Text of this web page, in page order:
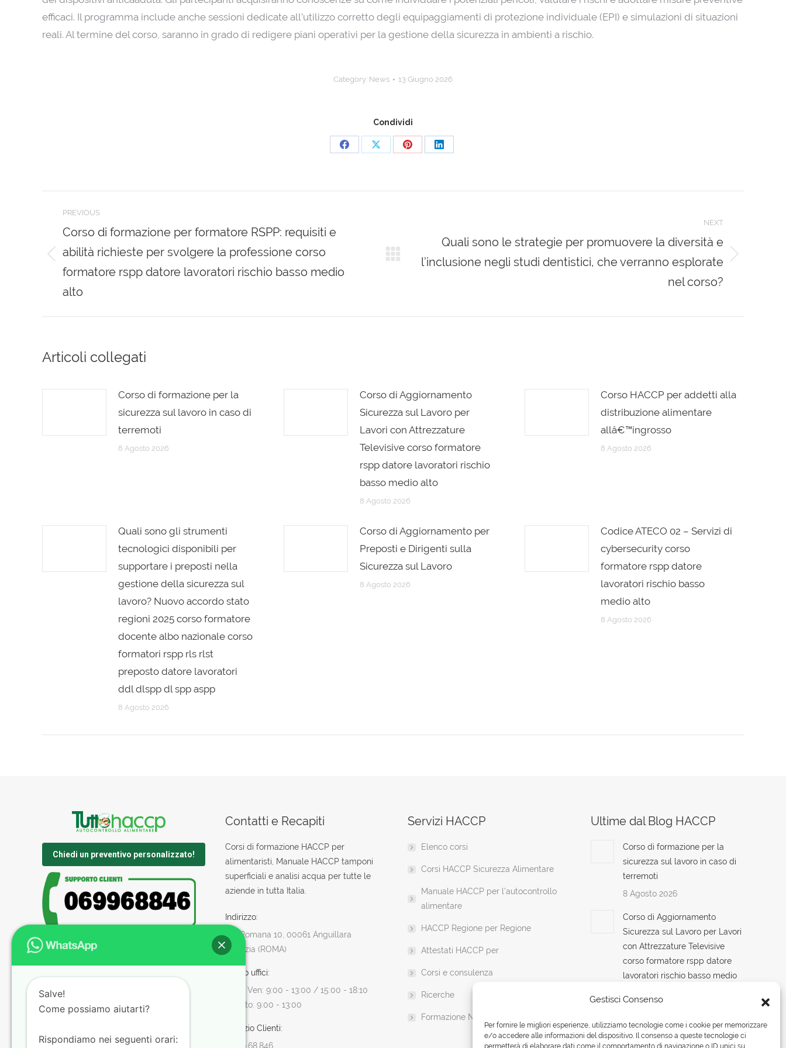
Gestisci Consenso
Per fornire le migliori esperienze, utilizziamo tecnologie come i cookie per memorizzare
e/o accedere alle informazioni del dispositivo. Il consenso a queste tecnologie ci
permetterà di elaborare dati come il comportamento di navigazione o ID unici su
efficaci. Il programma include anche sessioni dedicate all’utilizzo corretto degli equipaggiamenti di protezione individuale (EPI) e simulazioni di situazioni
reali. Al termine del corso, saranno in grado di redigere piani operativi per la gestione della sicurezza in ambienti a rischio.
Category: News 13 Giugno 2026
Condividi
Share Share Share Share
Post
navigation
PREVIOUS
post:
Corso di formazione per formatore RSPP: requisiti e
abilità richieste per svolgere la professione corso
formatore rspp datore lavoratori rischio basso medio
alto
NEXT
Next
Quali sono le strategie per promuovere la diversità e
l’inclusione negli studi dentistici, che verranno esplorate
nel corso?
Articoli collegati
Corso di formazione per la
sicurezza sul lavoro in caso di
terremoti
8 Agosto 2026
Corso di Aggiornamento
Sicurezza sul Lavoro per
Lavori con Attrezzature
Televisive corso formatore
rspp datore lavoratori rischio
basso medio alto
8 Agosto 2026
Corso HACCP per addetti alla
distribuzione alimentare
allâ€™ingrosso
8 Agosto 2026
Quali sono gli strumenti
tecnologici disponibili per
supportare i preposti nella
gestione della sicurezza sul
lavoro? Nuovo accordo stato
regioni 2025 corso formatore
docente albo nazionale corso
formatori rspp rls rlst
preposto datore lavoratori
ddl dlspp dl spp aspp
8 Agosto 2026
Corso di Aggiornamento per
Preposti e Dirigenti sulla
Sicurezza sul Lavoro
8 Agosto 2026
Codice ATECO 02 – Servizi di
cybersecurity corso
formatore rspp datore
lavoratori rischio basso
medio alto
8 Agosto 2026
Chiedi un preventivo personalizzato!
Contatti e Recapiti
Corsi di formazione HACCP per
alimentaristi, Manuale HACCP tamponi
superficiali e analisi acqua per tutte le
aziende in tutta Italia.
Indirizzo:
Via Romana 10, 00061 Anguillara
Sabazia (ROMA)
Orario uffici:
Lun - Ven: 9:00 - 13:00 / 15:00 - 18:10
Sabato: 9:00 - 13:00
Servizio Clienti:
06.99.68.846
Servizi HACCP
Elenco corsi
Corsi HACCP Sicurezza Alimentare
Manuale HACCP per l’autocontrollo
alimentare
HACCP Regione per Regione
Attestati HACCP per
Corsi e consulenza
Ricerche
Formazione News
Ultime dal Blog HACCP
Corso di formazione per la
sicurezza sul lavoro in caso di
terremoti
8 Agosto 2026
Corso di Aggiornamento
Sicurezza sul Lavoro per Lavori
con Attrezzature Televisive
corso formatore rspp datore
lavoratori rischio basso medio
Corso HACCP per addetti alla
distribuzione alimentare
Salve!
Come possiamo aiutarti?
Rispondiamo nei seguenti orari: